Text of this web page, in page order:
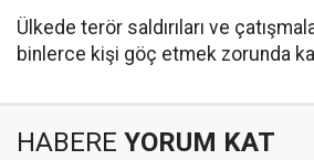
Ülkede terör saldırıları ve
binlerce kişi göç etmek zorunda
HABERE YORUM KAT